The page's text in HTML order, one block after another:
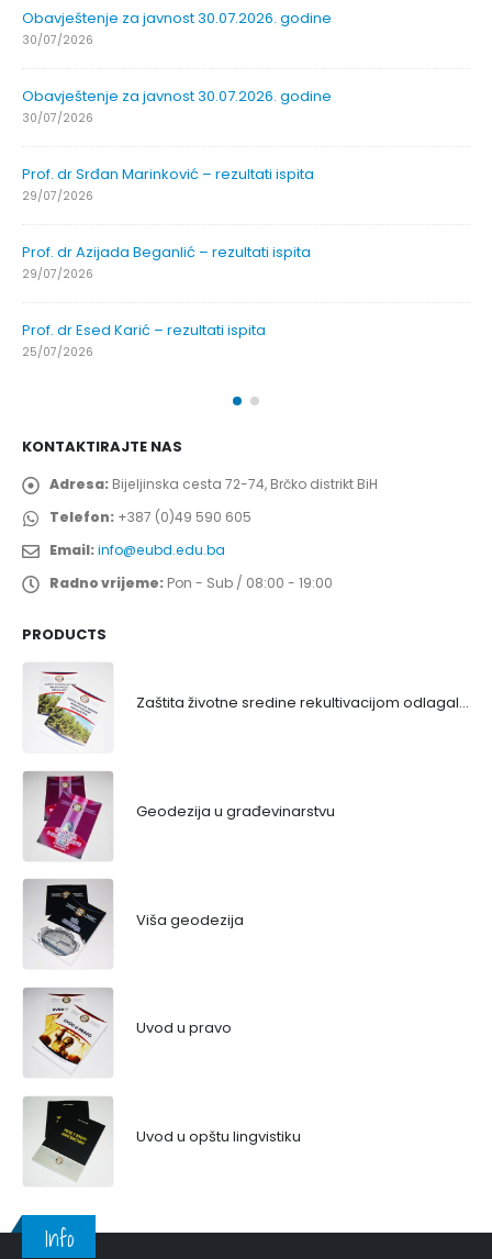
Obavještenje za javnost 30.07.2026. godine
30/07/2026
Obavještenje za javnost 30.07.2026. godine
30/07/2026
Prof. dr Srđan Marinković – rezultati ispita
29/07/2026
Prof. dr Azijada Beganlić – rezultati ispita
29/07/2026
Prof. dr Esed Karić – rezultati ispita
25/07/2026
KONTAKTIRAJTE NAS
Adresa: Bijeljinska cesta 72-74, Brčko distrikt BiH
Telefon: +387 (0)49 590 605
Email:info@eubd.edu.ba
Radno vrijeme: Pon - Sub / 08:00 - 19:00
PRODUCTS
Zaštita životne sredine rekultivacijom odlagališta
Geodezija u građevinarstvu
Viša geodezija
Uvod u pravo
Uvod u opštu lingvistiku
Info